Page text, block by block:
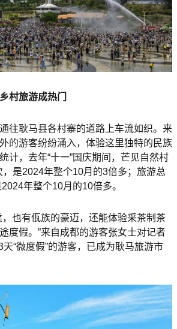
村旅游成热门
往耿马县各村寨的道路上车流如织。来
的游客纷纷涌入，体验这里独特的民族
计，去年“十一”国庆期间，芒见自然村
是2024年整个10月的3倍多；旅游总
年整个10月的10倍多。
，也有佤族的豪迈，还能体验采茶制茶
度假。”来自成都的游客张女士对记者
“微度假”的游客，已成为耿马旅游市